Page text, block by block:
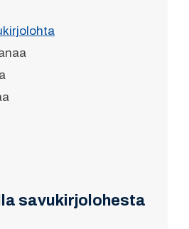
savukirjolohesta